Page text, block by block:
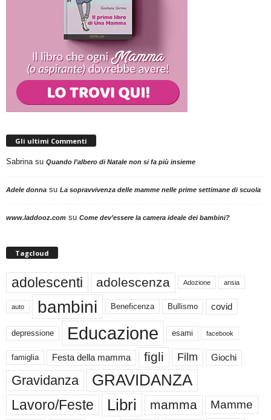
Gli ultimi Commenti
Sabrinasu Quando l’albero di Natale non si fa più insieme
Adele donna su La sopravvivenza delle mamme nelle prime settimane di scuola
www.laddooz.com su Come dev’essere la camera ideale dei bambini?
Tagcloud
adolescenti adolescenza Adozione ansia
auto bambini Beneficenza Bullismo covid
depressione Educazione esami facebook
famiglia Festa della mamma figli Film Giochi
Gravidanza GRAVIDANZA
Lavoro/Feste Libri mamma Mamme